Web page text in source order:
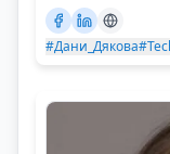
#Дани_Дякова